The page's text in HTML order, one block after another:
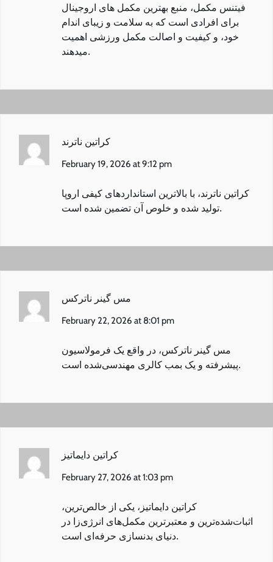
فیتنس مکمل، منبع بهترین مکمل های اروجینال
برای افرادی است که به سلامت و زیبای اندام
خود، و کیفیت و اصالت مکمل ورزشی اهمیت
میدهند.
کراتین ناترند
February 19, 2026 at 9:12 pm
کراتین ناترند، با بالاترین استانداردهای کیفی اروپا
تولید شده و خلوص آن تضمین شده است.
مس گینر ناترکس
February 22, 2026 at 8:01 pm
مس گینر ناترکس، در واقع یک فرمولاسیون
پیشرفته و یک بمب کالری مهندسی‌شده است.
کراتین دایماتیز
February 27, 2026 at 1:03 pm
کراتین دایماتیز ، یکی از خالص‌ترین،
اثبات‌شده‌ترین و معتبرترین مکمل‌های انرژی‌زا در
دنیای بدنسازی حرفه‌ای است.